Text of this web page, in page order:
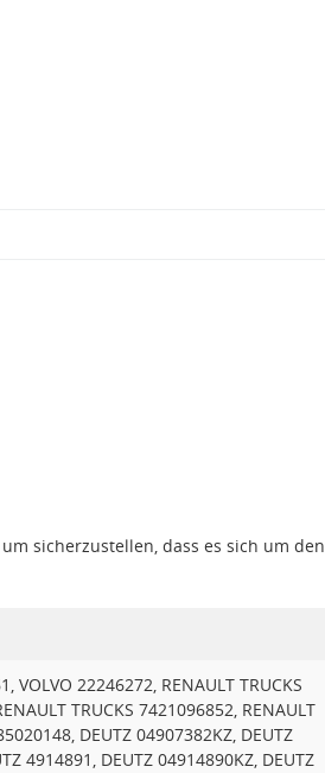
sicherzustellen, dass es sich um den
VOLVO 22246272, RENAULT TRUCKS
TRUCKS 7421096852, RENAULT
DEUTZ 04907382KZ, DEUTZ
4914891, DEUTZ 04914890KZ, DEUTZ